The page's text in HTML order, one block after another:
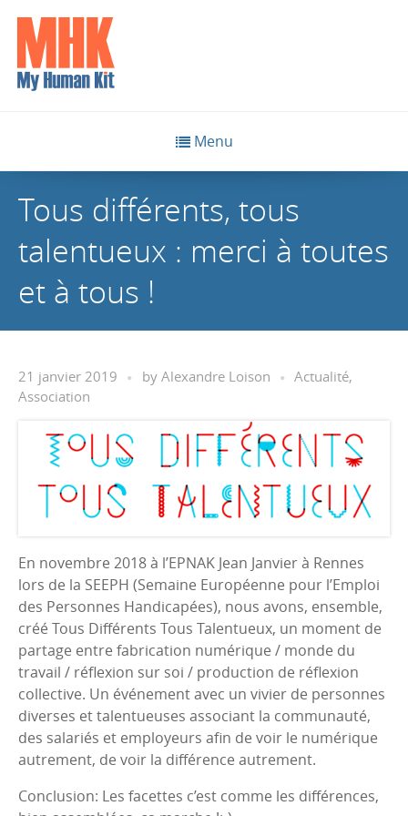
Menu
Tous différents, tous
talentueux : merci à toutes
et à tous !
21 janvier 2019 by Alexandre Loison Actualité,
Association
En novembre 2018 à l’EPNAK Jean Janvier à Rennes
lors de la SEEPH (Semaine Européenne pour l’Emploi
des Personnes Handicapées), nous avons, ensemble,
créé Tous Différents Tous Talentueux, un moment de
partage entre fabrication numérique / monde du
travail / réflexion sur soi / production de réflexion
collective. Un événement avec un vivier de personnes
diverses et talentueuses associant la communauté,
des salariés et employeurs afin de voir le numérique
autrement, de voir la différence autrement.
Conclusion: Les facettes c’est comme les différences,